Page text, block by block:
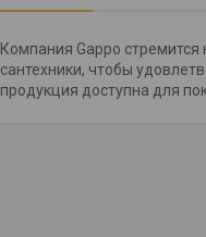
Компания Gappo
сантехники, чтобы
продукция доступна для